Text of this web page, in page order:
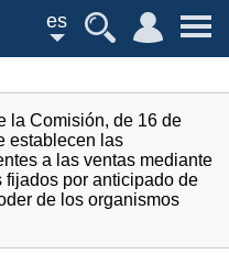
es
la Comisión, de 16 de
establecen las
a las ventas mediante
fijados por anticipado de
de los organismos